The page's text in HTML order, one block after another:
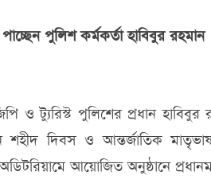
পুলিশ কর্মকর্তা হাবিবুর রহমান
ও ট্যুরিস্ট পুলিশের প্রধান
দিবস ও আন্তর্জাতিক
আয়োজিত অনুষ্ঠানে